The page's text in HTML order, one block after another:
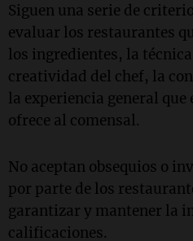
Siguen una serie de
evaluar los restaurantes
los ingredientes, la
creatividad del chef, la
la experiencia general
ofrece al comensal.
No aceptan obsequios o
por parte de los
garantizar y mantener la
calificaciones.